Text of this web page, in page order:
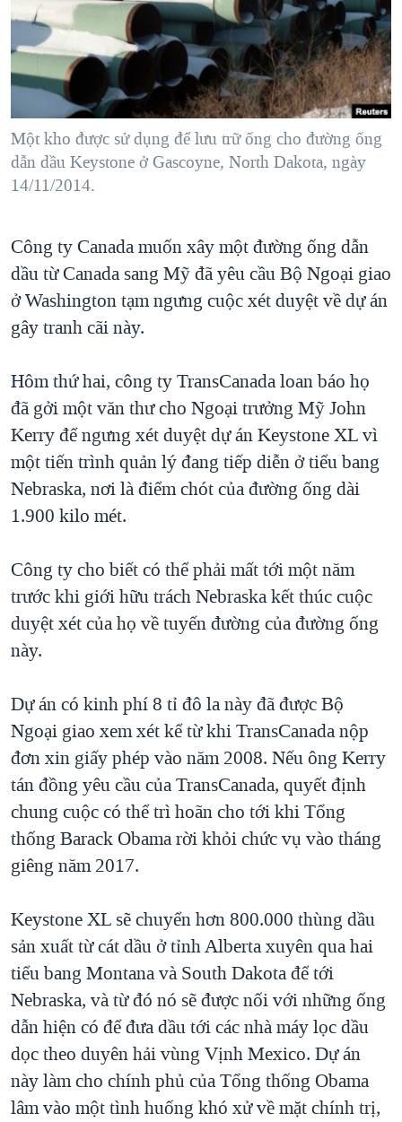
"Tìm"NGƯỜI VIỆT HẢI NGOẠI
ĐỜI SỐNG
KINH TẾ
KHOA HỌC
SỨC KHOẺ
VĂN HOÁ
GIÁO DỤC
HÀNH TRÌNH BẦU CỬ 2024
MỘT NĂM CHIẾN TRANH TẠI DẢI GAZA
GIẢI MÃ VÀNH ĐAI & CON ĐƯỜNG
NGÀY TỊ NẠN THẾ GIỚI
TRỊNH VĨNH BÌNH - NGƯỜI HẠ 'BÊN THẮNG CUỘC'
CÁC GIÁ TRỊ CỘNG HÒA Ở VIỆT NAM
THƯỢNG ĐỈNH TRUMP-KIM TẠI VIỆT NAM
TRỊNH VĨNH BÌNH VS. CHÍNH PHỦ VIỆT NAM
BÊN KIA QUỐC LỘ: TIẾNG VỌNG TỪ NÔNG THÔN MỸ
QUAN HỆ VIỆT MỸ
VIDEO
NGHE
MẠNG XÃ HỘI
Ngôn ngữ khác
Một kho được sử dụng để lưu trữ ống cho đường ống
dẫn dầu Keystone ở Gascoyne, North Dakota, ngày
14/11/2014.
Công ty Canada muốn xây một đường ống dẫn
dầu từ Canada sang Mỹ đã yêu cầu Bộ Ngoại giao
ở Washington tạm ngưng cuộc xét duyệt về dự án
gây tranh cãi này.
Hôm thứ hai, công ty TransCanada loan báo họ
đã gởi một văn thư cho Ngoại trưởng Mỹ John
Kerry để ngưng xét duyệt dự án Keystone XL vì
một tiến trình quản lý đang tiếp diễn ở tiểu bang
Nebraska, nơi là điểm chót của đường ống dài
1.900 kilo mét.
Công ty cho biết có thể phải mất tới một năm
trước khi giới hữu trách Nebraska kết thúc cuộc
duyệt xét của họ về tuyến đường của đường ống
này.
Dự án có kinh phí 8 tỉ đô la này đã được Bộ
Ngoại giao xem xét kể từ khi TransCanada nộp
đơn xin giấy phép vào năm 2008. Nếu ông Kerry
tán đồng yêu cầu của TransCanada, quyết định
chung cuộc có thể trì hoãn cho tới khi Tổng
thống Barack Obama rời khỏi chức vụ vào tháng
giêng năm 2017.
Keystone XL sẽ chuyển hơn 800.000 thùng dầu
sản xuất từ cát dầu ở tỉnh Alberta xuyên qua hai
tiểu bang Montana và South Dakota để tới
Nebraska, và từ đó nó sẽ được nối với những ống
dẫn hiện có để đưa dầu tới các nhà máy lọc dầu
dọc theo duyên hải vùng Vịnh Mexico. Dự án
này làm cho chính phủ của Tổng thống Obama
lâm vào một tình huống khó xử về mặt chính trị,